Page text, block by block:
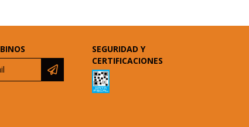
SEGURIDAD Y
CERTIFICACIONES